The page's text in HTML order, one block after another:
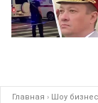
Главная › Шоу бизнес